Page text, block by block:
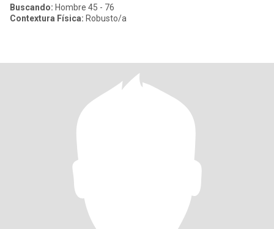
Buscando: Hombre 45 - 76
Contextura Física: Robusto/a